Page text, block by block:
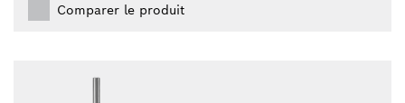
Comparer le produit